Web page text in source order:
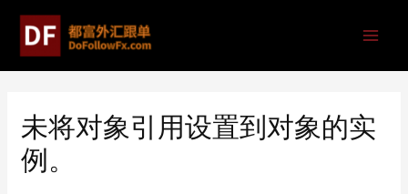
未将对象引用设置到对象的实
例。